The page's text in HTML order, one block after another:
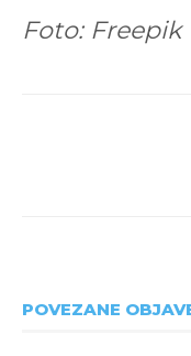
Foto: Freepik
POVEZANE